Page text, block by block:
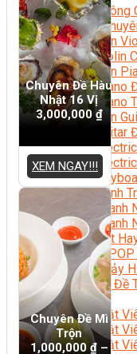
Nhạc Công
Ca Sĩ
Học Đàn
Học Violin
Học Đàn
Học Piano
Học Piano
Học Đàn
Học Guitar
Học
Học
Học
Học Đánh
Học Thanh
Học Thanh
Học Hát
Học K-
Học Nhảy
Chuyên Đề
Kỹ Thuật – Công
Kỹ Thuật
Kỹ Thuật
Kỹ Thuật
Chuyên Đề Hàu
Nhật 16 Vị
3,000,000₫
XEM NGAY!!!
Chuyên Đề Mì
Trộn
1,000,000₫–